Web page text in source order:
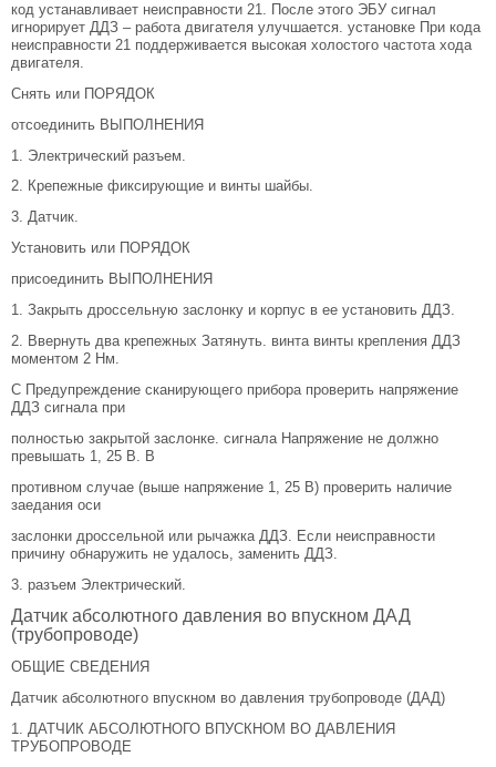
код устанавливает неисправности 21. После этого ЭБУ сигнал
игнорирует ДДЗ – работа двигателя улучшается. установке При кода
неисправности 21 поддерживается высокая холостого частота хода
двигателя.
Снять или ПОРЯДОК
отсоединить ВЫПОЛНЕНИЯ
1. Электрический разъем.
2. Крепежные фиксирующие и винты шайбы.
3. Датчик.
Установить или ПОРЯДОК
присоединить ВЫПОЛНЕНИЯ
1. Закрыть дроссельную заслонку и корпус в ее установить ДДЗ.
2. Ввернуть два крепежных Затянуть. винта винты крепления ДДЗ
моментом 2 Нм.
С Предупреждение сканирующего прибора проверить напряжение
ДДЗ сигнала при
полностью закрытой заслонке. сигнала Напряжение не должно
превышать 1, 25 В. В
противном случае (выше напряжение 1, 25 В) проверить наличие
заедания оси
заслонки дроссельной или рычажка ДДЗ. Если неисправности
причину обнаружить не удалось, заменить ДДЗ.
3. разъем Электрический.
Датчик абсолютного давления во впускном ДАД
(трубопроводе)
ОБЩИЕ СВЕДЕНИЯ
Датчик абсолютного впускном во давления трубопроводе (ДАД)
1. ДАТЧИК АБСОЛЮТНОГО ВПУСКНОМ ВО ДАВЛЕНИЯ
ТРУБОПРОВОДЕ